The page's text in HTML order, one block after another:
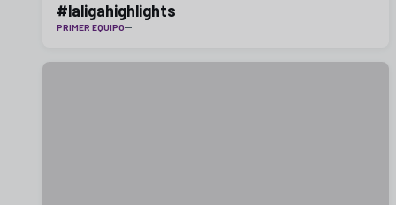
#laligahighlights
PRIMER EQUIPO